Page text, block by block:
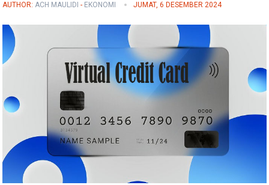
AUTHOR:ACH MAULIDI - EKONOMI JUMAT, 6 DESEMBER 2024